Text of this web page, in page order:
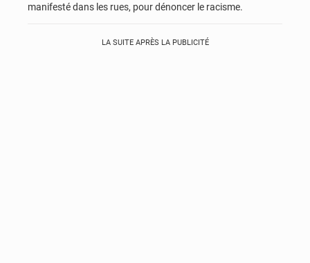
manifesté dans les rues, pour dénoncer le racisme.
LA SUITE APRÈS LA PUBLICITÉ